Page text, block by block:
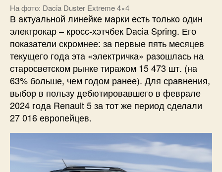
На фото: Dacia Duster Extreme 4×4
В актуальной линейке марки есть только один
электрокар – кросс-хэтчбек Dacia Spring. Его
показатели скромнее: за первые пять месяцев
текущего года эта «электричка» разошлась на
старосветском рынке тиражом 15 473 шт. (на
63% больше, чем годом ранее). Для сравнения,
выбор в пользу дебютировавшего в феврале
2024 года Renault 5 за тот же период сделали
27 016 европейцев.